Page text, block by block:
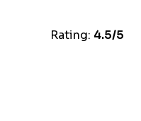
Rating: 4.5/5